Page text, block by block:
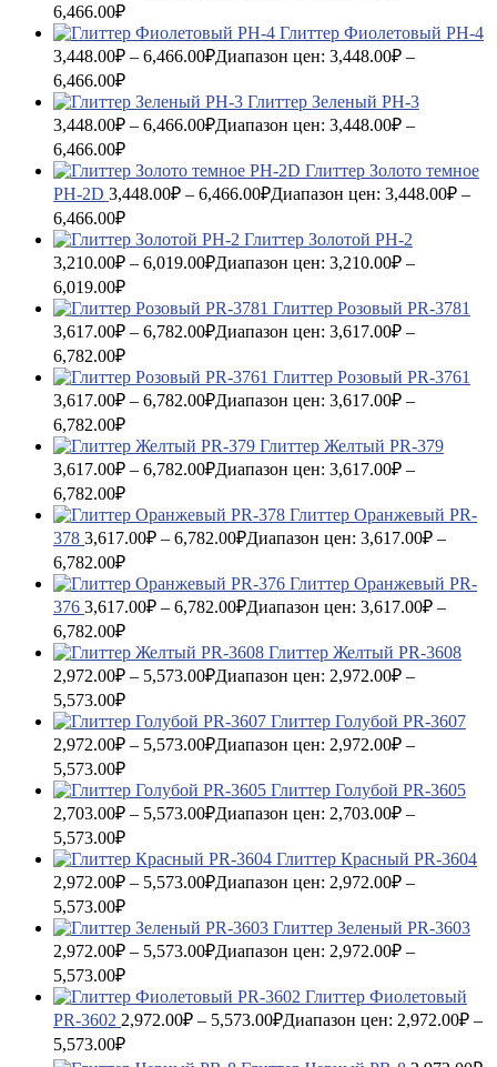
6,466.00₽
Глиттер Фиолетовый PH-4
3,448.00₽ – 6,466.00₽Диапазон цен: 3,448.00₽ –
6,466.00₽
Глиттер Зеленый PH-3
3,448.00₽ – 6,466.00₽Диапазон цен: 3,448.00₽ –
6,466.00₽
Глиттер Золото темное
PH-2D 3,448.00₽ – 6,466.00₽Диапазон цен: 3,448.00₽ –
6,466.00₽
Глиттер Золотой PH-2
3,210.00₽ – 6,019.00₽Диапазон цен: 3,210.00₽ –
6,019.00₽
Глиттер Розовый PR-3781
3,617.00₽ – 6,782.00₽Диапазон цен: 3,617.00₽ –
6,782.00₽
Глиттер Розовый PR-3761
3,617.00₽ – 6,782.00₽Диапазон цен: 3,617.00₽ –
6,782.00₽
Глиттер Желтый PR-379
3,617.00₽ – 6,782.00₽Диапазон цен: 3,617.00₽ –
6,782.00₽
Глиттер Оранжевый PR-
378 3,617.00₽ – 6,782.00₽Диапазон цен: 3,617.00₽ –
6,782.00₽
Глиттер Оранжевый PR-
376 3,617.00₽ – 6,782.00₽Диапазон цен: 3,617.00₽ –
6,782.00₽
Глиттер Желтый PR-3608
2,972.00₽ – 5,573.00₽Диапазон цен: 2,972.00₽ –
5,573.00₽
Глиттер Голубой PR-3607
2,972.00₽ – 5,573.00₽Диапазон цен: 2,972.00₽ –
5,573.00₽
Глиттер Голубой PR-3605
2,703.00₽ – 5,573.00₽Диапазон цен: 2,703.00₽ –
5,573.00₽
Глиттер Красный PR-3604
2,972.00₽ – 5,573.00₽Диапазон цен: 2,972.00₽ –
5,573.00₽
Глиттер Зеленый PR-3603
2,972.00₽ – 5,573.00₽Диапазон цен: 2,972.00₽ –
5,573.00₽
Глиттер Фиолетовый
PR-3602 2,972.00₽ – 5,573.00₽Диапазон цен: 2,972.00₽ –
5,573.00₽